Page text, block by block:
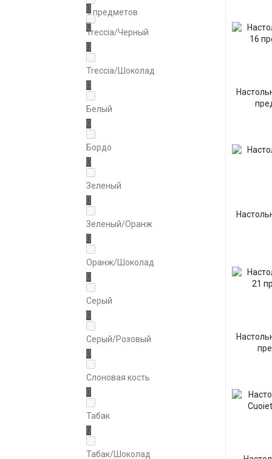
9 предметов
0
0
Treccia/Черный
0
Treccia/Шоколад
0
Белый
0
Бордо
0
Зеленый
0
Зеленый/Оранж
0
Оранж/Шоколад
0
Серый
0
Серый/Розовый
0
Слоновая кость
0
Табак
0
Табак/Шоколад